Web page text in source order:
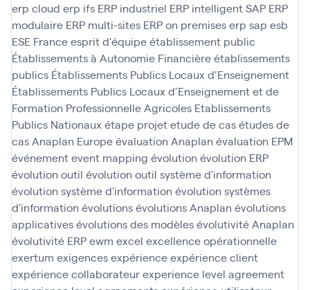
erp cloud erp ifs ERP industriel ERP intelligent SAP ERP
modulaire ERP multi-sites ERP on premiseserp sap esb
ESE Franceesprit d'équipeétablissement public
Établissements à Autonomie Financièreétablissements
publics Établissements Publics Locaux d’Enseignement
Établissements Publics Locaux d’Enseignement et de
Formation Professionnelle Agricoles Etablissements
Publics Nationaux étape projetetude de casétudes de
cas Anaplan Europeévaluation Anaplan évaluation EPM
événementevent mapping évolution évolution ERP
évolution outil évolution outil système d'information
évolution système d'information évolution systèmes
d'information évolutionsévolutions Anaplan évolutions
applicativesévolutions des modèlesévolutivité Anaplan
évolutivité ERPewm excel excellence opérationnelle
exertum exigencesexpérienceexpérience client
expérience collaborateurexperience level agreement